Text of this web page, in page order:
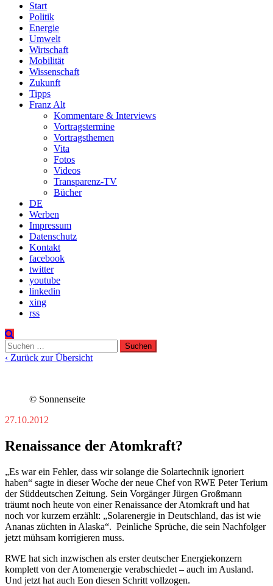
Start
Politik
Energie
Umwelt
Wirtschaft
Mobilität
Wissenschaft
Zukunft
Tipps
Franz Alt
Kommentare & Interviews
Vortragstermine
Vortragsthemen
Vita
Fotos
Videos
Transparenz-TV
Bücher
DE
Werben
Impressum
Datenschutz
Kontakt
facebook
twitter
youtube
linkedin
xing
rss
Suchen
nach:
‹ Zurück zur Übersicht
© Sonnenseite
27.10.2012
Renaissance der Atomkraft?
„Es war ein Fehler, dass wir solange die Solartechnik ignoriert
haben“ sagte in dieser Woche der neue Chef von RWE Peter Terium
der Süddeutschen Zeitung. Sein Vorgänger Jürgen Großmann
träumt noch heute von einer Renaissance der Atomkraft und hat
noch vor kurzem erzählt: „Solarenergie in Deutschland, das ist wie
Ananas züchten in Alaska“. Peinliche Sprüche, die sein Nachfolger
jetzt mühsam korrigieren muss.
RWE hat sich inzwischen als erster deutscher Energiekonzern
komplett von der Atomenergie verabschiedet – auch im Ausland.
Und jetzt hat auch Eon diesen Schritt vollzogen.